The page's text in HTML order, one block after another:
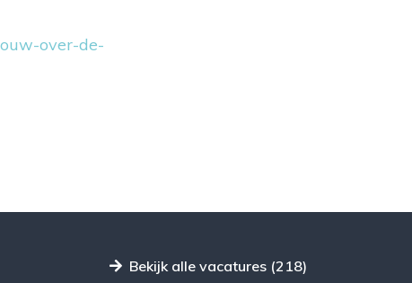
over-de-
Bekijk alle vacatures (218)